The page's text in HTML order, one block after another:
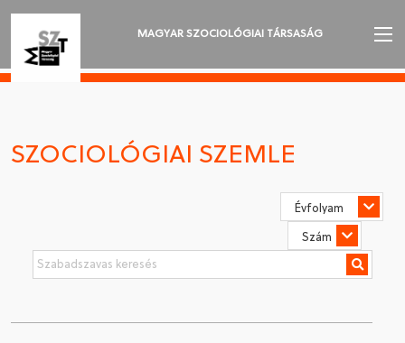
MAGYAR SZOCIOLÓGIAI TÁRSASÁG
SZOCIOLÓGIAI SZEMLE
SZOCIOLÓGIAI SZEMLE